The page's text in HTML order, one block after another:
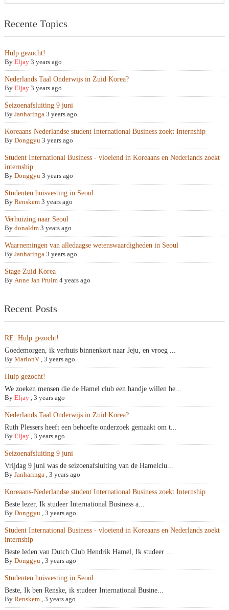
Recente Topics
Hulp gezocht!
By Eljay 3 years ago
Nederlands Taal Onderwijs in Zuid Korea?
By Eljay 3 years ago
Seizoenafsluiting 9 juni
By Janharinga 3 years ago
Koreaans-Nederlandse student International Business zoekt Internship
By Donggyu 3 years ago
Student International Business - vloeiend in Koreaans en Nederlands zoekt
internship
By Donggyu 3 years ago
Studenten huisvesting in Seoul
By Renskem 3 years ago
Verhuizing naar Seoul
By donaldm 3 years ago
Waarnemingen van alledaagse wetenswaardigheden in Seoul
By Janharinga 3 years ago
Stage Zuid Korea
By Anne Jan Pruim 4 years ago
Recent Posts
RE: Hulp gezocht!
Goedemorgen, ik verhuis binnenkort naar Jeju, en vroeg ...
By MarionV , 3 years ago
Hulp gezocht!
We zoeken mensen die de Hamel club een handje willen he...
By Eljay , 3 years ago
Nederlands Taal Onderwijs in Zuid Korea?
Ruth Plessers heeft een behoefte onderzoek gemaakt om t...
By Eljay , 3 years ago
Seizoenafsluiting 9 juni
Vrijdag 9 juni was de seizoenafsluiting van de Hamelclu...
By Janharinga , 3 years ago
Koreaans-Nederlandse student International Business zoekt Internship
Beste lezer, Ik studeer International Business a...
By Donggyu , 3 years ago
Student International Business - vloeiend in Koreaans en Nederlands zoekt
internship
Beste leden van Dutch Club Hendrik Hamel, Ik studeer ...
By Donggyu , 3 years ago
Studenten huisvesting in Seoul
Beste, Ik ben Renske, ik studeer International Busine...
By Renskem , 3 years ago